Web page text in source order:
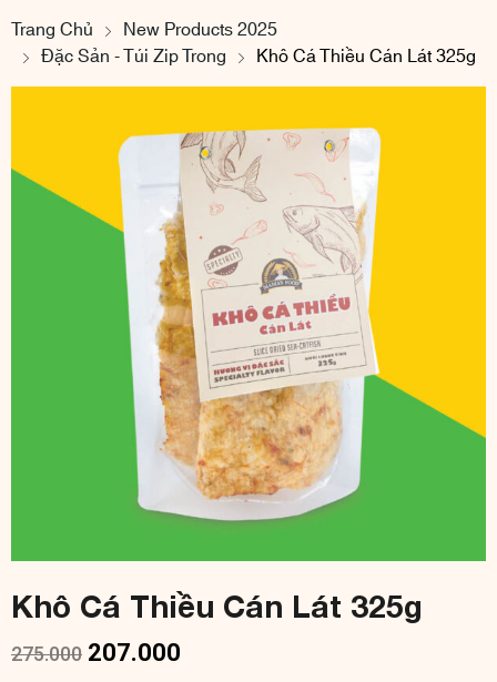
Trang Chủ
New Products 2025
Đặc Sản - Túi Zip Trong
Khô Cá Thiều Cán Lát 325g
Khô Cá Thiều Cán Lát 325g
275.000 207.000